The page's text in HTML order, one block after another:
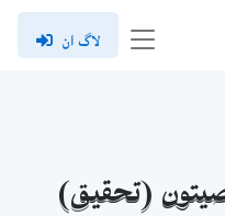
لاگ ان
(تحقيق)